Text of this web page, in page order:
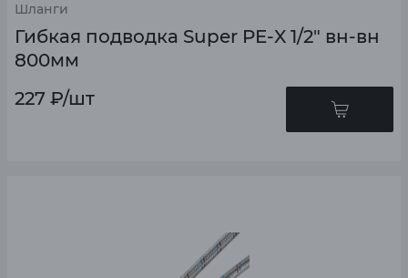
Шланги
Гибкая подводка Super PE-X 1/2" вн-вн
800мм
227 ₽/шт